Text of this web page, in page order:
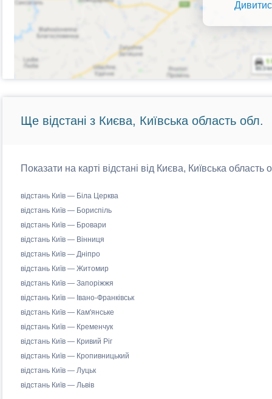
Ще відстані з Києва, Київська область обл.
Показати на карті відстані від Києва, Київська
відстань Київ — Біла Церква
відстань Київ — Бориспіль
відстань Київ — Бровари
відстань Київ — Вінниця
відстань Київ — Дніпро
відстань Київ — Житомир
відстань Київ — Запоріжжя
відстань Київ — Івано-Франківськ
відстань Київ — Кам'янське
відстань Київ — Кременчук
відстань Київ — Кривий Ріг
відстань Київ — Кропивницький
відстань Київ — Луцьк
відстань Київ — Львів